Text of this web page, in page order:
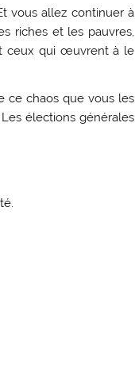
vous allez continuer à
riches et les pauvres,
ceux qui œuvrent à le
ce chaos que vous les
élections générales